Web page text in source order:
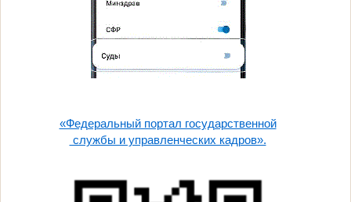
«Федеральный портал государственной
службы и управленческих кадров».